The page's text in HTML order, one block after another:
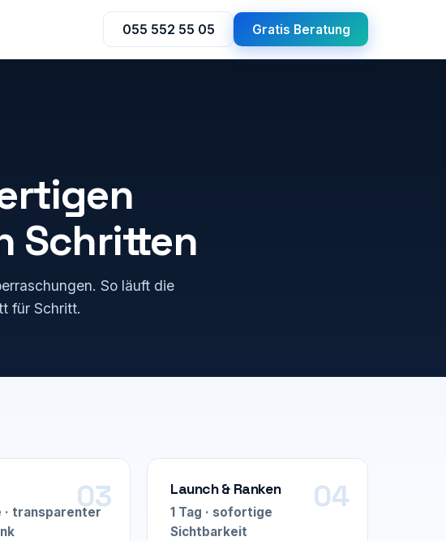
055 552 55 05 Gratis Beratung
Schritten
So läuft die
für Schritt.
· transparenter
Launch & Ranken
1 Tag · sofortige
Sichtbarkeit